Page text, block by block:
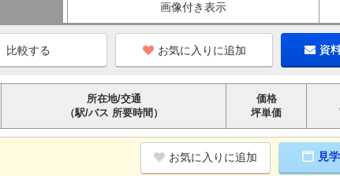
画像付き表示
お気に入りに追加 資
所在地/交通
（駅/バス 所要時間）
価格
坪単価
お気に入りに追加 見